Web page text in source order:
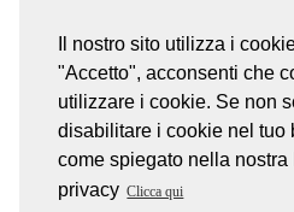
Il nostro sito utilizza i
"Accetto", acconsenti che
utilizzare i cookie. Se non
disabilitare i cookie nel tuo
come spiegato nella nostra
privacy Clicca qui